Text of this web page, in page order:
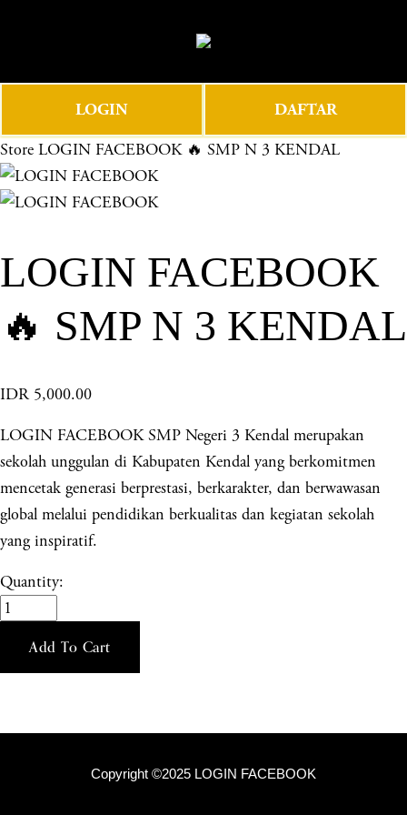
e
e
n
u
LOGIN DAFTAR
Store LOGIN FACEBOOK 🔥 SMP N 3 KENDAL
LOGIN FACEBOOK
🔥 SMP N 3 KENDAL
IDR 5,000.00
LOGIN FACEBOOK SMP Negeri 3 Kendal merupakan
sekolah unggulan di Kabupaten Kendal yang berkomitmen
mencetak generasi berprestasi, berkarakter, dan berwawasan
global melalui pendidikan berkualitas dan kegiatan sekolah
yang inspiratif.
Quantity:
Add To Cart
Copyright ©2025 LOGIN FACEBOOK